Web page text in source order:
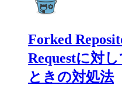
Forked
Requestに対
ときの対処法